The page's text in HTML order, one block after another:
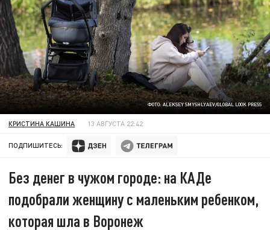
ФОТО: ALEKSEY SMYSHLYAEV/GLOBAL LOOK PRESS
КРИСТИНА КАШИНА 13 АВГУСТА 22:42
ПОДПИШИТЕСЬ:
Без денег в чужом городе: на КАДе
подобрали женщину с маленьким ребенком,
которая шла в Воронеж